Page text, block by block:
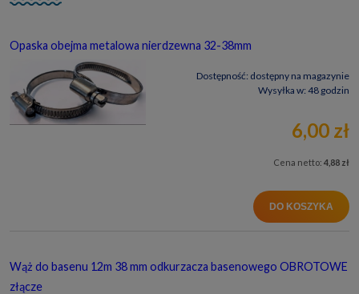
Opaska obejma metalowa nierdzewna 32-38mm
Dostępność: dostępny na magazynie
Wysyłka w: 48 godzin
6,00 zł
Cena netto: 4,88 zł
DO KOSZYKA
Wąż do basenu 12m 38 mm odkurzacza basenowego OBROTOWE
złącze